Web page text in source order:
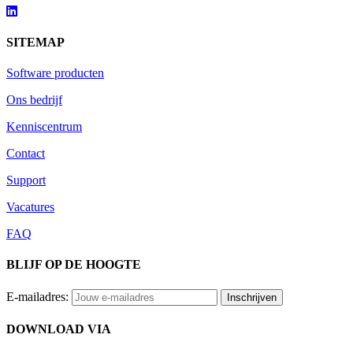
SITEMAP
Software producten
Ons bedrijf
Kenniscentrum
Contact
Support
Vacatures
FAQ
BLIJF OP DE HOOGTE
E-mailadres:
DOWNLOAD VIA